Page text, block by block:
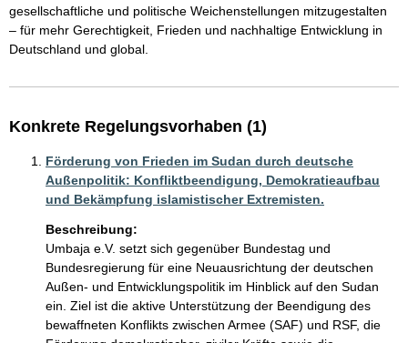
gesellschaftliche und politische Weichenstellungen mitzugestalten
– für mehr Gerechtigkeit, Frieden und nachhaltige Entwicklung in
Deutschland und global.
Konkrete Regelungsvorhaben (1)
Förderung von Frieden im Sudan durch deutsche
Außenpolitik: Konfliktbeendigung, Demokratieaufbau
und Bekämpfung islamistischer Extremisten.
Beschreibung:
Umbaja e.V. setzt sich gegenüber Bundestag und
Bundesregierung für eine Neuausrichtung der deutschen
Außen- und Entwicklungspolitik im Hinblick auf den Sudan
ein. Ziel ist die aktive Unterstützung der Beendigung des
bewaffneten Konflikts zwischen Armee (SAF) und RSF, die